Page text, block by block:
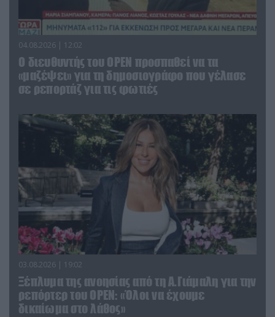
04.08.2026 | 12:02
O διευθυντής του OPEN προσπαθεί να τα
«μαζέψει» για τη δημοσιογράφο που γέλασε
σε ρεπορτάζ για τις φωτιές
03.08.2026 | 19:02
Ξέπλυμα της ανοησίας από τη Α.Γιάμαλη για την
ρεπόρτερ του ΟΡΕΝ: «Όλοι να έχουμε
δικαίωμα στο λάθος»